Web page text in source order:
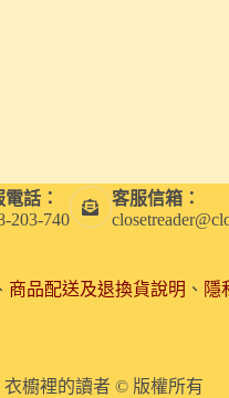
話：
203-740
客服信箱：
商品配送及退換貨說明 、 隱
衣櫥裡的讀者 © 版權所有